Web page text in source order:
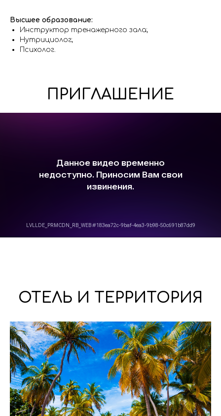
Высшее образование:
Инструктор тренажерного зала;
Нутрициолог;
Психолог.
ПРИГЛАШЕНИЕ
ОТЕЛЬ И ТЕРРИТОРИЯ